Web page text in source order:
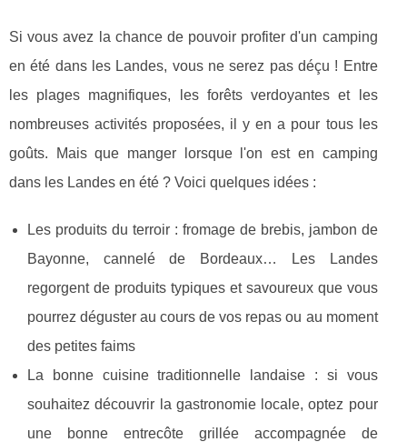
Si vous avez la chance de pouvoir profiter d'un camping
en été dans les Landes, vous ne serez pas déçu ! Entre
les plages magnifiques, les forêts verdoyantes et les
nombreuses activités proposées, il y en a pour tous les
goûts. Mais que manger lorsque l'on est en camping
dans les Landes en été ? Voici quelques idées :
Les produits du terroir : fromage de brebis, jambon de
Bayonne, cannelé de Bordeaux… Les Landes
regorgent de produits typiques et savoureux que vous
pourrez déguster au cours de vos repas ou au moment
des petites faims
La bonne cuisine traditionnelle landaise : si vous
souhaitez découvrir la gastronomie locale, optez pour
une bonne entrecôte grillée accompagnée de